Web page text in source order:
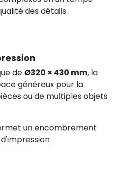
des détails.
de Ø320 × 430 mm, la
généreux pour la
ou de multiples objets
un encombrement